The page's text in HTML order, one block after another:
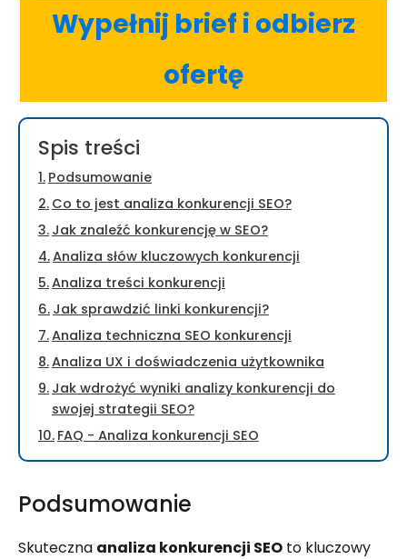
Wypełnij brief i odbierz
ofertę
Spis treści
Podsumowanie
Co to jest analiza konkurencji SEO?
Jak znaleźć konkurencję w SEO?
Analiza słów kluczowych konkurencji
Analiza treści konkurencji
Jak sprawdzić linki konkurencji?
Analiza techniczna SEO konkurencji
Analiza UX i doświadczenia użytkownika
Jak wdrożyć wyniki analizy konkurencji do
swojej strategii SEO?
FAQ - Analiza konkurencji SEO
Podsumowanie
Skuteczna analiza konkurencji SEO to kluczowy